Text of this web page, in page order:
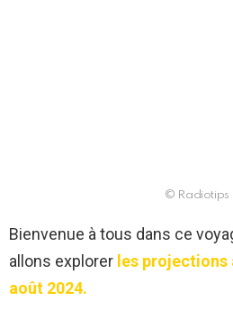
© Radiotips
Bienvenue à tous dans ce
allons explorer les
août 2024.